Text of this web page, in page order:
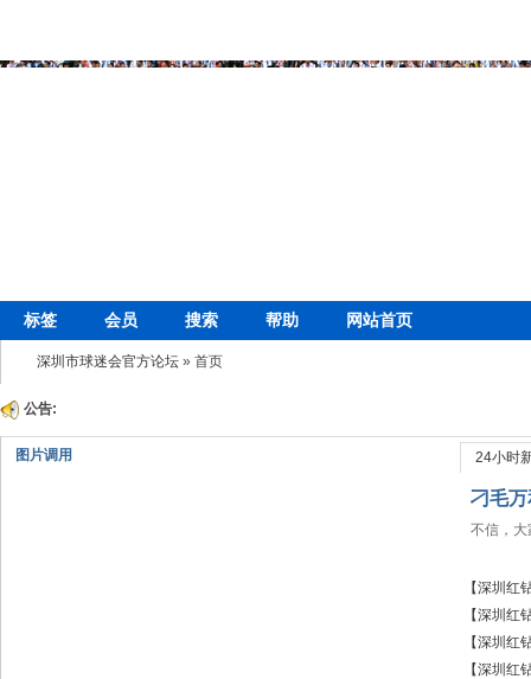
标签 会员 搜索 帮助 网站首页
深圳市球迷会官方论坛 » 首页
公告:
图片调用 24小时
刁毛
不信，大
【深圳红
【深圳红
分，差距
【深圳红
【深圳红